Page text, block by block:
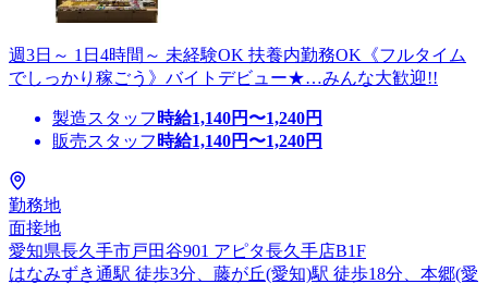
週3日～ 1日4時間～ 未経験OK 扶養内勤務OK《フルタイム
でしっかり稼ごう》バイトデビュー★…みんな大歓迎!!
製造スタッフ 時給1,140円〜1,240円
販売スタッフ 時給1,140円〜1,240円
勤務地
面接地
愛知県長久手市戸田谷901 アピタ長久手店B1F
はなみずき通駅 徒歩3分、藤が丘(愛知)駅 徒歩18分、本郷(愛